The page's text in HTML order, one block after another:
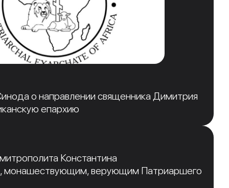
о направлении священника Димитрия
епархию
Константина
монашествующим, верующим Патриаршего